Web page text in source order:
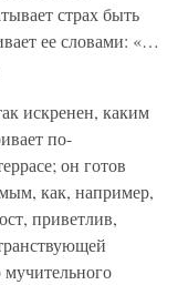
страх быть
ее словами: «…
искренен, каким
по-
он готов
как, например,
приветлив,